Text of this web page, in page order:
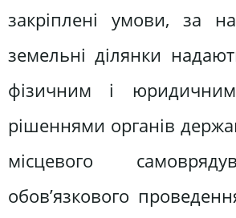
закріплені умови, за
земельні ділянки
фізичним і
рішеннями органів
місцевого
обов’язкового